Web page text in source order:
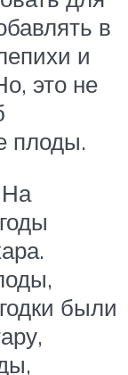
в
и
это не
плоды.
были